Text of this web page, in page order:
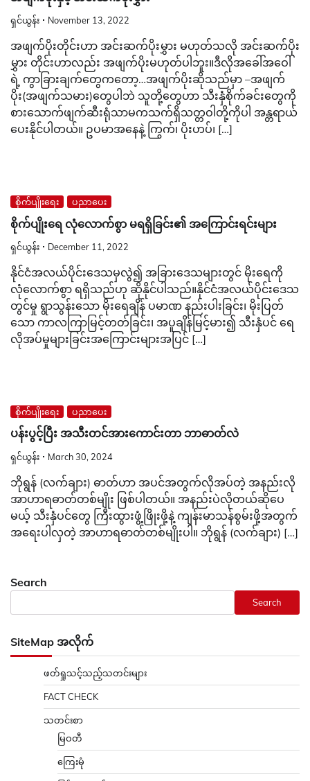
ရှင်ယွန်း November 13, 2022
အဖျက်ပိုးတိုင်းဟာ အင်းဆက်ပိုးမွှား မဟုတ်သလို အင်းဆက်ပိုး
မွှား တိုင်းဟာလည်း အဖျက်ပိုးမဟုတ်ပါဘူး။ဒီလိုအခေါ်အဝေါ်
ရဲ့ ကွာခြားချက်တွေကတော့…အဖျက်ပိုးဆိုသည်မှာ –အဖျက်
ပိုး(အဖျက်သမား)တွေပါဘဲ သူတို့တွေဟာ သီးနှံစိုက်ခင်းတွေကို
စားသောက်ဖျက်ဆီးရုံသာမကသက်ရှိသတ္တဝါတို့ကိုပါ အန္တရာယ်
ပေးနိုင်ပါတယ်။ ဥပမာအနေနဲ့ ကြွက်၊ ပိုးဟပ်၊ […]
စိုက်ပျိုးရေး ပညာပေး
စိုက်ပျိုးရေ လုံလောက်စွာ မရရှိခြင်း၏ အကြောင်းရင်းများ
ရှင်ယွန်း December 11, 2022
နိုင်ငံအလယ်ပိုင်းဒေသမှလွဲ၍ အခြားဒေသများတွင် မိုးရေကို
လုံလောက်စွာ ရရှိသည်ဟု ဆိုနိုင်ပါသည်။နိုင်ငံအလယ်ပိုင်းဒေသ
တွင်မှု ရွာသွန်းသော မိုးရေချိန် ပမာဏ နည်းပါးခြင်း၊ မိုးပြတ်
သော ကာလကြာမြင့်တတ်ခြင်း၊ အပူချိန်မြင့်မား၍ သီးနှံပင် ရေ
လိုအပ်မှုများခြင်းအကြောင်းများအပြင် […]
စိုက်ပျိုးရေး ပညာပေး
ပန်းပွင့်ပြီး အသီးတင်အားကောင်းတာ ဘာဓာတ်လဲ
ရှင်ယွန်း March 30, 2024
ဘိုရွန် (လက်ချား) ဓာတ်ဟာ အပင်အတွက်လိုအပ်တဲ့ အနည်းလို
အာဟာရဓာတ်တစ်မျိုး ဖြစ်ပါတယ်။ အနည်းပဲလိုတယ်ဆိုပေ
မယ့် သီးနှံပင်တွေ ကြီးထွားဖွံ့ဖြိုးဖို့နဲ့ ကျန်းမာသန်စွမ်းဖို့အတွက်
အရေးပါလှတဲ့ အာဟာရဓာတ်တစ်မျိုးပါ။ ဘိုရွန် (လက်ချား) […]
Search
Search
SiteMap အလိုက်
ဖတ်ရှုသင့်သည့်သတင်းများ
FACT CHECK
သတင်းစာ
မြဝတီ
ကြေးမုံ